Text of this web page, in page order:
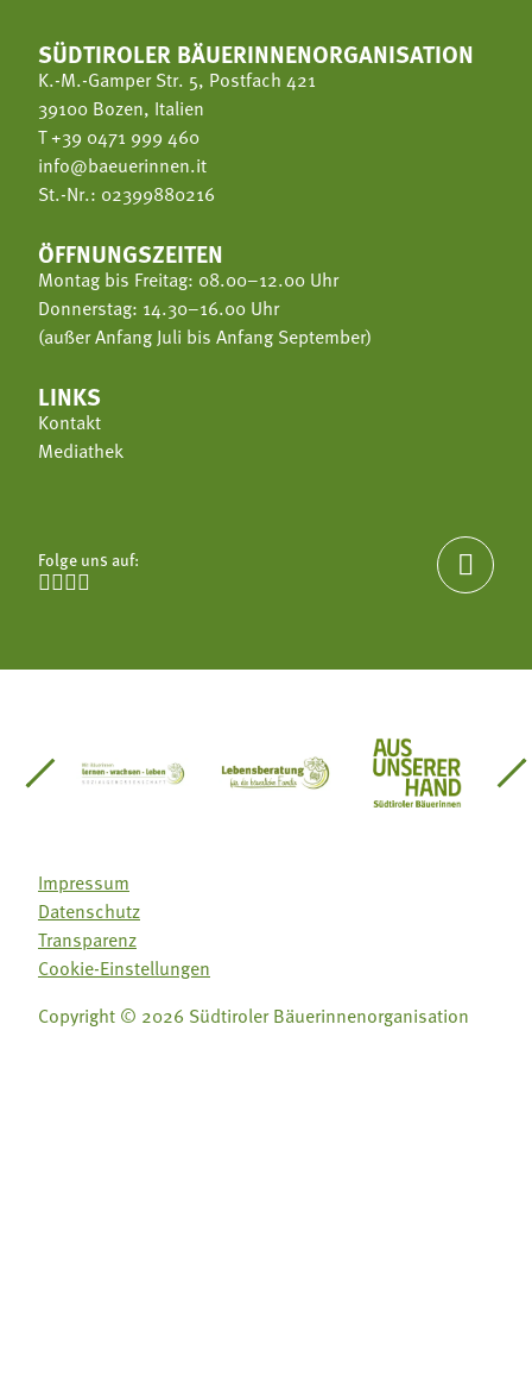
SÜDTIROLER BÄUERINNENORGANISATION
K.-M.-Gamper Str. 5, Postfach 421
39100 Bozen, Italien
T+39 0471 999 460
info@baeuerinnen.it
St.-Nr.: 02399880216
ÖFFNUNGSZEITEN
Montag bis Freitag: 08.00–12.00 Uhr
Donnerstag: 14.30–16.00 Uhr
(außer Anfang Juli bis Anfang September)
LINKS
Kontakt
Mediathek
Folge uns auf:
   

Südtirol
Gärtnervereinigung
Sozialgenossenschaft Mit Bäuerinnen lernen -
Lebensberatung für dieAus unserer
Impressum
Datenschutz
Transparenz
Cookie-Einstellungen
Copyright © 2026 Südtiroler Bäuerinnenorganisation